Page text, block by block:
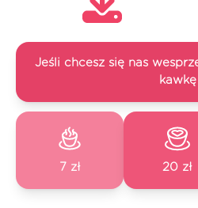
Jeśli chcesz się nas
kawkę
7 zł 20 zł